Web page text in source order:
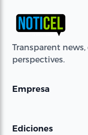
Transparent
perspectives.
Empresa
Ediciones